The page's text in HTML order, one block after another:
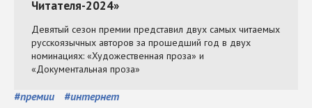
#премии #интернет